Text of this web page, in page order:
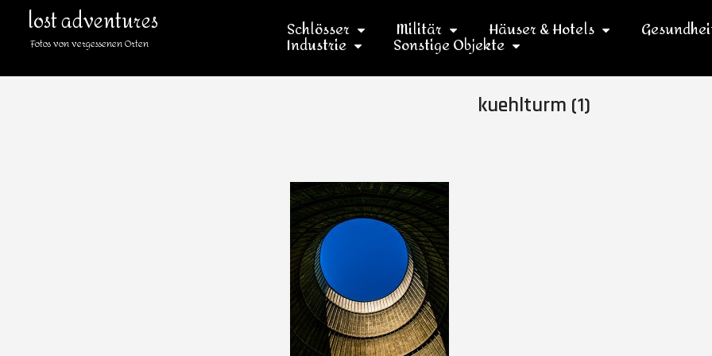
lost adventures
Fotos von vergessenen Orten Schlösser Militär Häuser & Hotels
Industrie Sonstige Objekte
kuehlturm (1)